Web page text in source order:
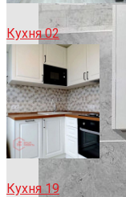
Кухня 02
Кухня 19